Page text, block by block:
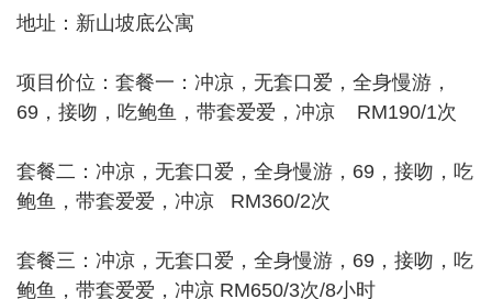
地址：新山坡底公寓
项目价位：套餐一：冲凉，无套口爱，全身慢游，
69，接吻，吃鲍鱼，带套爱爱，冲凉 RM190/1次
套餐二：冲凉，无套口爱，全身慢游，69，接吻，吃
鲍鱼，带套爱爱，冲凉 RM360/2次
套餐三：冲凉，无套口爱，全身慢游，69，接吻，吃
鲍鱼，带套爱爱，冲凉 RM650/3次/8小时